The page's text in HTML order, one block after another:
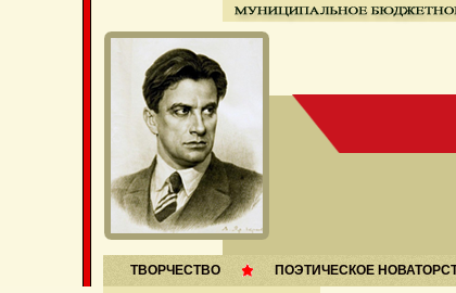
ТВОРЧЕСТВО ПОЭТИЧЕСКОЕ